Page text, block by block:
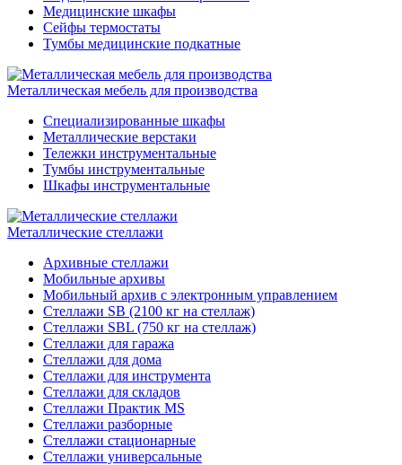
Медицинские шкафы
Сейфы термостаты
Тумбы медицинские подкатные
Металлическая мебель для производства
Cпециализированные шкафы
Металлические верстаки
Тележки инструментальные
Тумбы инструментальные
Шкафы инструментальные
Металлические стеллажи
Архивные стеллажи
Мобильные архивы
Мобильный архив с электронным управлением
Стеллажи SB (2100 кг на стеллаж)
Стеллажи SBL (750 кг на стеллаж)
Стеллажи для гаража
Стеллажи для дома
Стеллажи для инструмента
Стеллажи для складов
Стеллажи Практик MS
Стеллажи разборные
Стеллажи стационарные
Стеллажи универсальные